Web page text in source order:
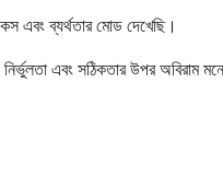
এবং ব্যর্থতার মোড দেখেছি।
এবং সঠিকতার উপর অবিরাম